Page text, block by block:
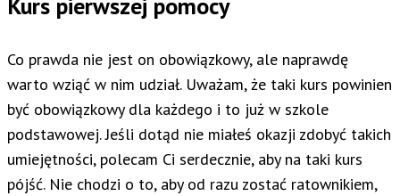
Co prawda nie jest on obowiązkowy, ale naprawdę
warto wziąć w nim udział. Uważam, że taki kurs powinien
być obowiązkowy dla każdego i to już w szkole
podstawowej. Jeśli dotąd nie miałeś okazji zdobyć takich
umiejętności, polecam Ci serdecznie, aby na taki kurs
pójść. Nie chodzi o to, aby od razu zostać ratownikiem,